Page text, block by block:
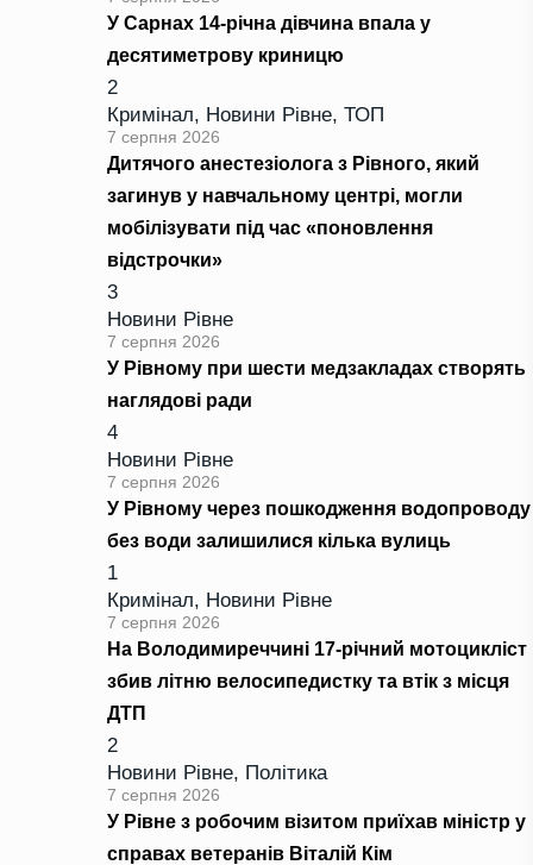
У Сарнах 14-річна дівчина впала у
десятиметрову криницю
2
Кримінал, Новини Рівне, ТОП
7 серпня 2026
Дитячого анестезіолога з Рівного, який
загинув у навчальному центрі, могли
мобілізувати під час «поновлення
відстрочки»
3
Новини Рівне
7 серпня 2026
У Рівному при шести медзакладах створять
наглядові ради
4
Новини Рівне
7 серпня 2026
У Рівному через пошкодження водопроводу
без води залишилися кілька вулиць
1
Кримінал, Новини Рівне
7 серпня 2026
На Володимиреччині 17-річний мотоцикліст
збив літню велосипедистку та втік з місця
ДТП
2
Новини Рівне, Політика
7 серпня 2026
У Рівне з робочим візитом приїхав міністр у
справах ветеранів Віталій Кім